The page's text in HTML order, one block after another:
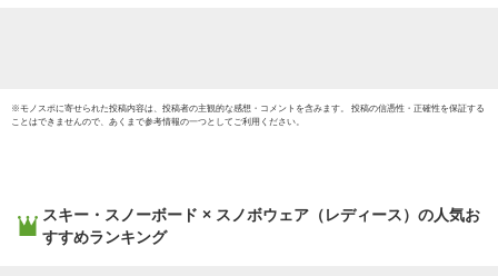
※モノスポに寄せられた投稿内容は、投稿者の主観的な感想・コメントを含みます。 投稿の信憑性・正確性を保証する
ことはできませんので、あくまで参考情報の一つとしてご利用ください。
スキー・スノーボード × スノボウェア（レディース） の人気お
すすめランキング